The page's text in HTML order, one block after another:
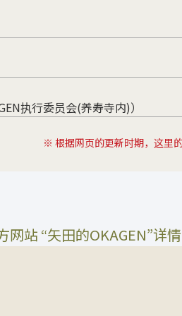
执行委员会(养寿寺内)）
※ 根据网页的更新时期，这里
网站 “矢田的OKAGEN”详